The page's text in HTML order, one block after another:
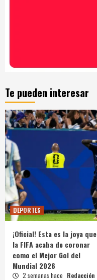
Te pueden interesar
DEPORTES
¡Oficial! Esta es la joya que
la FIFA acaba de coronar
como el Mejor Gol del
Mundial 2026
2 semanas hace Redacción